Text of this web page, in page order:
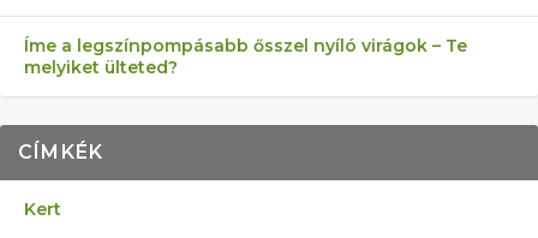
Íme a legszínpompásabb ősszel nyíló virágok – Te
melyiket ülteted?
CÍMKÉK
Kert